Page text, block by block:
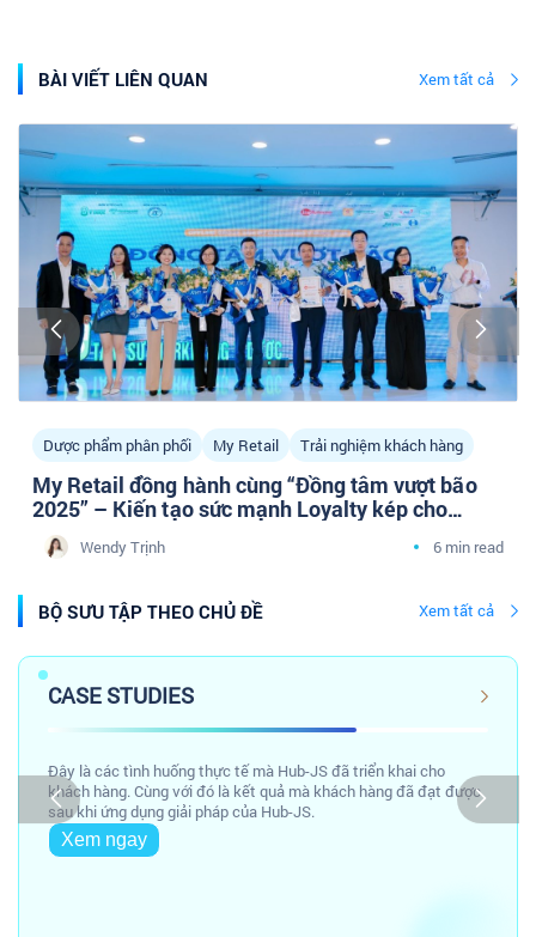
BÀI VIẾT LIÊN QUAN Xem tất cả
Dược phẩm phân phối My Retail Trải nghiệm khách hàng
My Retail đồng hành cùng “Đồng tâm vượt bão
2025” – Kiến tạo sức mạnh Loyalty kép cho
doanh nghiệp Dược phân phối cùng cộng đồng
Tâm sự Marketing Y Dược
Wendy Trịnh 6 min read
BỘ SƯU TẬP THEO CHỦ ĐỀ Xem tất cả
CASE STUDIES
Đây là các tình huống thực tế mà Hub-JS đã triển khai cho
khách hàng. Cùng với đó là kết quả mà khách hàng đã đạt được
sau khi ứng dụng giải pháp của Hub-JS.
Xem ngay